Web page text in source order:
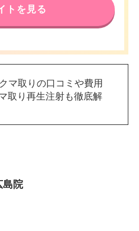
トを見る
マ取りの口コミや費用
取り再生注射も徹底解
島院